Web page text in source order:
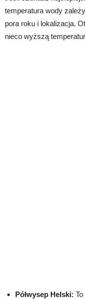
temperatura wody
pora roku i lokalizacja.
nieco wyższą
Półwysep Helski: